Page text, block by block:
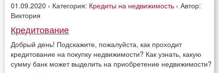
01.09.2020 › Категория: Кредиты на недвижимость › Автор:
Виктория
Кредитование
Добрый день! Подскажите, пожалуйста, как проходит
кредитование на покупку недвижимости? Как узнать, какую
сумму банк может выделить на приобретение недвижимости?